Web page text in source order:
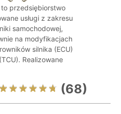
to przedsiębiorstwo
usługi z zakresu
samochodowej,
na modyfikacjach
silnika (ECU)
Realizowane
(68)